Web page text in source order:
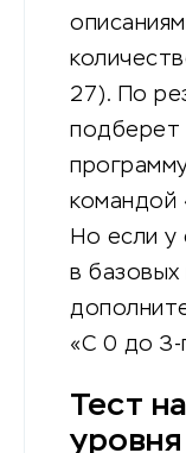
27). По
подберет
командой
Но если у
в
«С 0 до 3-
Тест